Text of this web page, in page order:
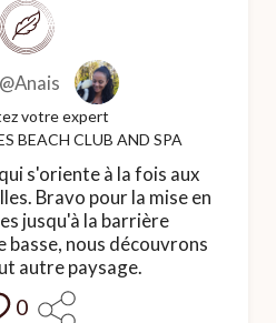
@Anais
votre expert
BEACH CLUB AND SPA
s'oriente à la fois aux
Bravo pour la mise en
jusqu'à la barrière
basse, nous découvrons
autre paysage.
0